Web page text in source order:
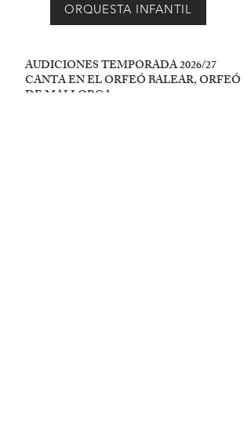
ORQUESTA INFANTIL
AUDICIONES TEMPORADA 2026/27
CANTA EN EL ORFEÓ BALEAR, ORFEÓ
DE MALLORCA